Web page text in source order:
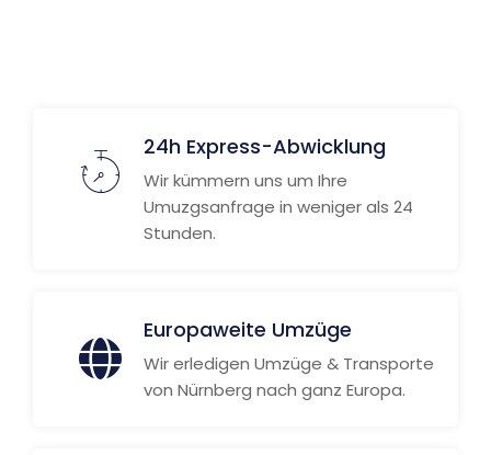
24h Express-Abwicklung
Wir kümmern uns um Ihre
Umuzgsanfrage in weniger als 24
Stunden.
Europaweite Umzüge
Wir erledigen Umzüge & Transporte
von Nürnberg nach ganz Europa.